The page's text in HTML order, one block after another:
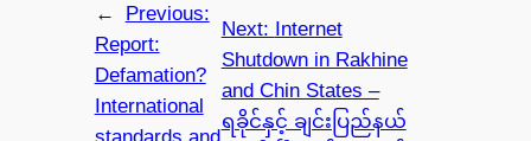
←
Previous:
Report:
Defamation?
International
standards and
Next: Internet
Shutdown in Rakhine
and Chin States –
ရခိုင်နှင့် ချင်းပြည်နယ်